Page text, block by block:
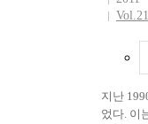
and K-
지난
었다. 이